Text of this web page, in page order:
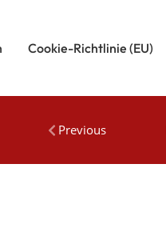
Cookie-Richtlinie (EU)
Previous